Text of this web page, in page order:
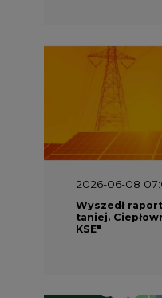
2026-06-08
Wyszedł
taniej.
KSE"